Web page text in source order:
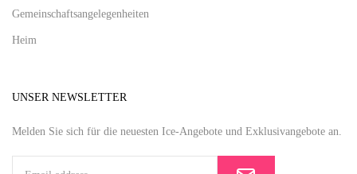
Gemeinschaftsangelegenheiten
Heim
UNSER NEWSLETTER
Melden Sie sich für die neuesten Ice-Angebote und Exklusivangebote an.